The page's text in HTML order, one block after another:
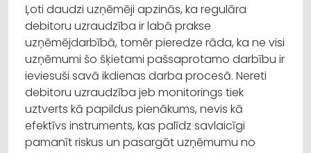
Ļoti daudzi uzņēmēji apzinās, ka regulāra
debitoru uzraudzība ir labā prakse
uzņēmējdarbībā, tomēr pieredze rāda, ka ne visi
uzņēmumi šo šķietami pašsaprotamo darbību ir
ieviesuši savā ikdienas darba procesā. Nereti
debitoru uzraudzība jeb monitorings tiek
uztverts kā papildus pienākums, nevis kā
efektīvs instruments, kas palīdz savlaicīgi
pamanīt riskus un pasargāt uzņēmumu no